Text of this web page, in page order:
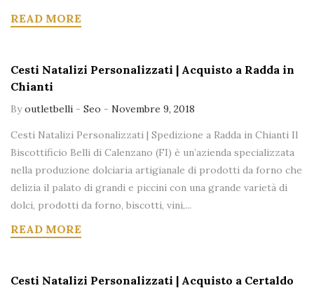
READ MORE
Cesti Natalizi Personalizzati | Acquisto a Radda in
Chianti
Byoutletbelli - Seo - Novembre 9, 2018
Cesti Natalizi Personalizzati | Spedizione a Radda in Chianti Il
Biscottificio Belli di Calenzano (FI) è un’azienda specializzata
nella produzione dolciaria artigianale di prodotti da forno che
delizia il palato di grandi e piccini con una grande varietà di
dolci, prodotti da forno, biscotti, vini,...
READ MORE
Cesti Natalizi Personalizzati | Acquisto a Certaldo